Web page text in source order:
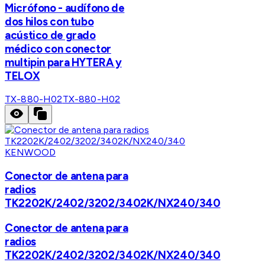
Micrófono - audífono de
dos hilos con tubo
acústico de grado
médico con conector
multipin para HYTERA y
TELOX
TX-880-H02TX-880-H02
KENWOOD
Conector de antena para
radios
TK2202K/2402/3202/3402K/NX240/340
Conector de antena para
radios
TK2202K/2402/3202/3402K/NX240/340